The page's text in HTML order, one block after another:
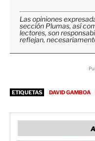
Las opiniones
sección Plumas, así
lectores, son
reflejan,
ETIQUETAS DAVID GAMBOA